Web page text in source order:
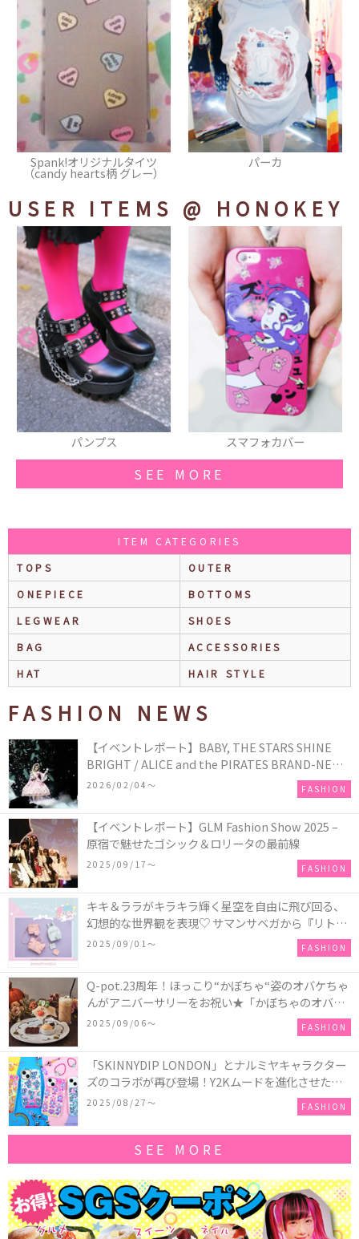
パーカ リュック
USER ITEMS @ HONOKEY
スマフォカバー ショルダーバッグ
SEE MORE
ITEM CATEGORIES
TOPS
OUTER
ONEPIECE
BOTTOMS
LEGWEAR
SHOES
BAG
ACCESSORIES
HAT
HAIR STYLE
FASHION NEWS
【イベントレポート】BABY, THE STARS SHINE
BRIGHT / ALICE and the PIRATES BRAND-NEW
COLLECTION in TOKYO
2026/02/04〜 FASHION
【イベントレポート】GLM Fashion Show 2025 –
原宿で魅せたゴシック＆ロリータの最前線
2025/09/17〜 FASHION
キキ＆ララがキラキラ輝く星空を自由に飛び回る、
幻想的な世界観を表現♡ サマンサベガから『リトル
ツインスターズ』50周年アニバーサリーイヤー』を
2025/09/01〜 FASHION
Q-pot.23周年！ほっこり“かぼちゃ“姿のオバケちゃ
んがアニバーサリーをお祝い★「かぼちゃのオバケ
ーキアクセサリー」が新発売！Q-pot CAFE.では
「かぼちゃのオバケーキプレート」も登場
2025/09/06〜 FASHION
「SKINNYDIP LONDON」とナルミヤキャラクター
ズのコラボが再び登場！Y2Kムードを進化させた新
作コレクションを発売♪
2025/08/27〜 FASHION
SEE MORE